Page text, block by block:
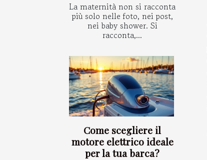
La maternità non si racconta
più solo nelle foto, nei post,
nei baby shower. Si
racconta,...
Come scegliere il
motore elettrico ideale
per la tua barca?